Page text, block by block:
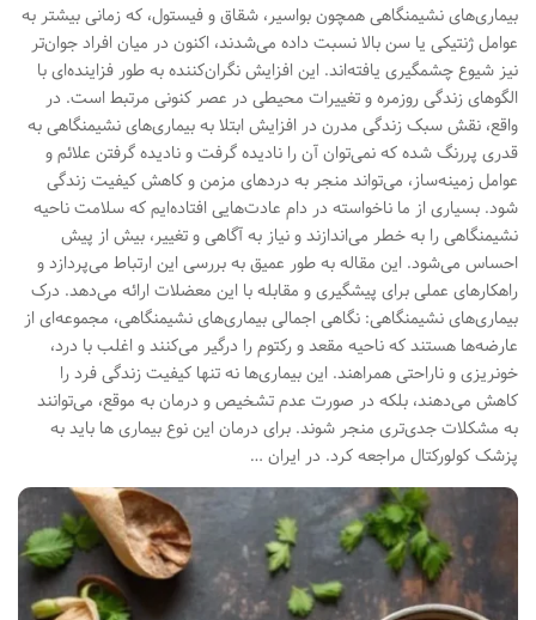
بیماری‌های نشیمنگاهی همچون بواسیر، شقاق و فیستول، که زمانی بیشتر به
عوامل ژنتیکی یا سن بالا نسبت داده می‌شدند، اکنون در میان افراد جوان‌تر
نیز شیوع چشمگیری یافته‌اند. این افزایش نگران‌کننده به طور فزاینده‌ای با
الگوهای زندگی روزمره و تغییرات محیطی در عصر کنونی مرتبط است. در
واقع، نقش سبک زندگی مدرن در افزایش ابتلا به بیماری‌های نشیمنگاهی به
قدری پررنگ شده که نمی‌توان آن را نادیده گرفت و نادیده گرفتن علائم و
عوامل زمینه‌ساز، می‌تواند منجر به دردهای مزمن و کاهش کیفیت زندگی
شود. بسیاری از ما ناخواسته در دام عادت‌هایی افتاده‌ایم که سلامت ناحیه
نشیمنگاهی را به خطر می‌اندازند و نیاز به آگاهی و تغییر، بیش از پیش
احساس می‌شود. این مقاله به طور عمیق به بررسی این ارتباط می‌پردازد و
راهکارهای عملی برای پیشگیری و مقابله با این معضلات ارائه می‌دهد. درک
بیماری‌های نشیمنگاهی: نگاهی اجمالی بیماری‌های نشیمنگاهی، مجموعه‌ای از
عارضه‌ها هستند که ناحیه مقعد و رکتوم را درگیر می‌کنند و اغلب با درد،
خونریزی و ناراحتی همراهند. این بیماری‌ها نه تنها کیفیت زندگی فرد را
کاهش می‌دهند، بلکه در صورت عدم تشخیص و درمان به موقع، می‌توانند
به مشکلات جدی‌تری منجر شوند. برای درمان این نوع بیماری ها باید به
پزشک کولورکتال مراجعه کرد. در ایران …